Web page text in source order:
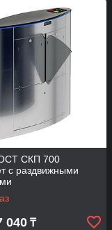
СКП 700
с раздвижными
040 ₸